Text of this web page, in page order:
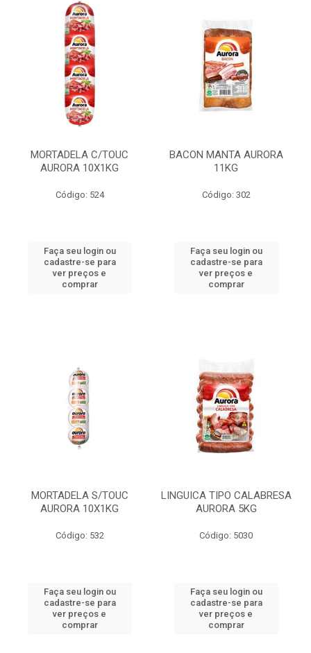
MORTADELA C/TOUC
AURORA 10X1KG
Código: 524
Faça seu login ou
cadastre-se para
ver preços e
comprar
BACON MANTA AURORA
11KG
Código: 302
Faça seu login ou
cadastre-se para
ver preços e
comprar
MORTADELA S/TOUC
AURORA 10X1KG
Código: 532
Faça seu login ou
cadastre-se para
ver preços e
comprar
LINGUICA TIPO CALABRESA
AURORA 5KG
Código: 5030
Faça seu login ou
cadastre-se para
ver preços e
comprar